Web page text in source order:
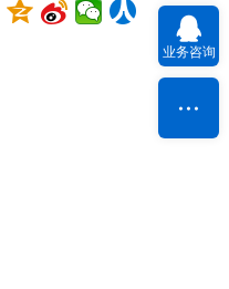
业务咨询